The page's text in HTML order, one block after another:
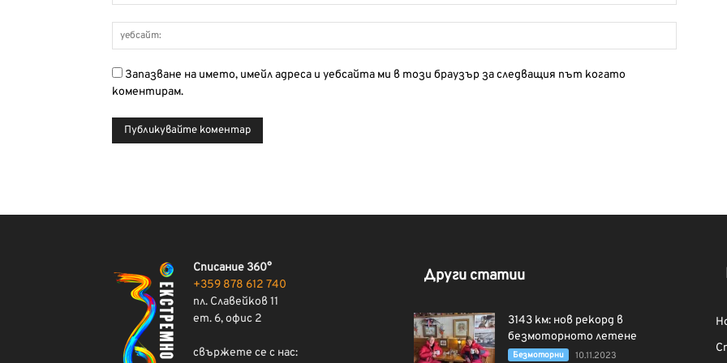
Запазване на името, имейл адреса и уебсайта ми в този браузър за следващия път когато
коментирам.
Списание 360°
+359 878 612 740
пл. Славейков 11
ет. 6, офис 2
свържете се с нас:
Други статии
3143 км: нов рекорд в
безмоторното летене
Безмоторни 10.11.2023